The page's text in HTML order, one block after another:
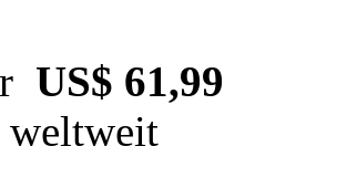
US$ 61,99
weltweit